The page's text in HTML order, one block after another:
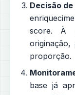
Decisão
score. À
originação,
proporção.
base já